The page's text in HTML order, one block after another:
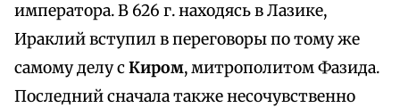
императора. В 626 г. находясь в Лазике,
Ираклий вступил в переговоры по тому же
самому делу сКиром, митрополитом Фазида.
Последний сначала также несочувственно